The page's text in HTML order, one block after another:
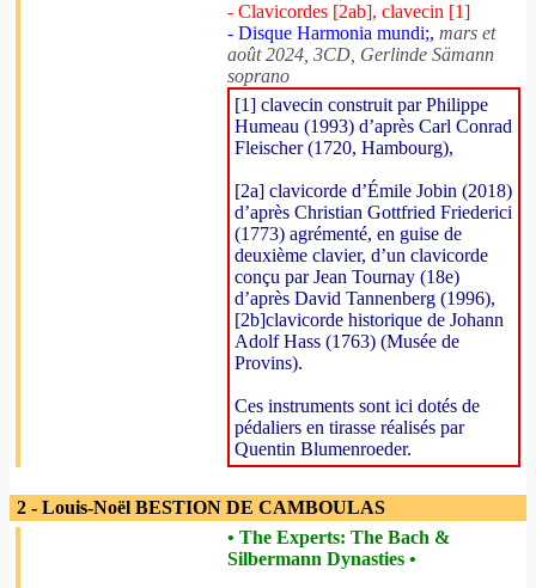
- Clavicordes [2ab], clavecin [1]
- Disque Harmonia mundi;, mars et
août 2024, 3CD, Gerlinde Sämann
soprano
[1] clavecin construit par Philippe
Humeau (1993) d’après Carl Conrad
Fleischer (1720, Hambourg),
[2a] clavicorde d’Émile Jobin (2018)
d’après Christian Gottfried Friederici
(1773) agrémenté, en guise de
deuxième clavier, d’un clavicorde
conçu par Jean Tournay (18e)
d’après David Tannenberg (1996),
[2b]clavicorde historique de Johann
Adolf Hass (1763) (Musée de
Provins).
Ces instruments sont ici dotés de
pédaliers en tirasse réalisés par
Quentin Blumenroeder.
2 - Louis-Noël BESTION DE CAMBOULAS
• The Experts: The Bach &
Silbermann Dynasties •